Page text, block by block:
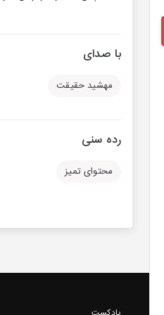
با صدای
مهشید حقیقت
رده سنی
محتوای تمیز